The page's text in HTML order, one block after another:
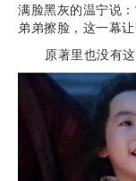
满脸黑灰的温宁说
弟弟擦脸，这一幕
原著里也没有